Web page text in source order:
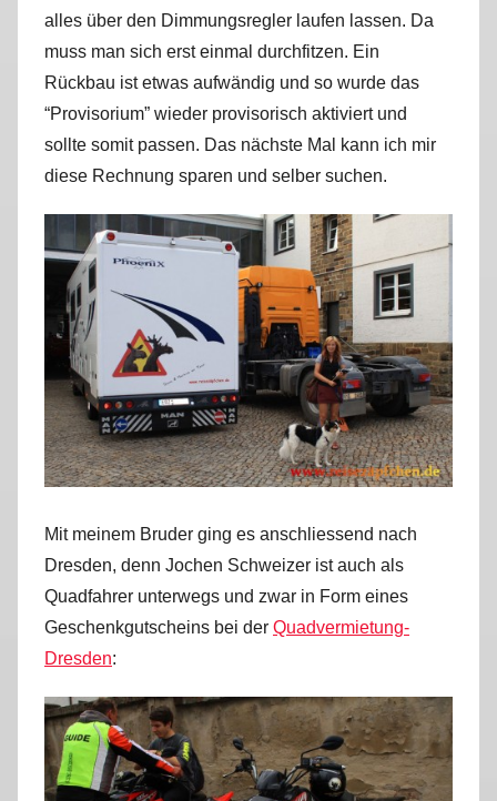
alles über den Dimmungsregler laufen lassen. Da
muss man sich erst einmal durchfitzen. Ein
Rückbau ist etwas aufwändig und so wurde das
“Provisorium” wieder provisorisch aktiviert und
sollte somit passen. Das nächste Mal kann ich mir
diese Rechnung sparen und selber suchen.
Mit meinem Bruder ging es anschliessend nach
Dresden, denn Jochen Schweizer ist auch als
Quadfahrer unterwegs und zwar in Form eines
Geschenkgutscheins bei der Quadvermietung-
Dresden: